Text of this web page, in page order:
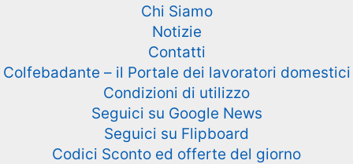
Chi Siamo
Notizie
Contatti
Colfebadante – il Portale dei lavoratori domestici
Condizioni di utilizzo
Seguici su Google News
Seguici su Flipboard
Codici Sconto ed offerte del giorno